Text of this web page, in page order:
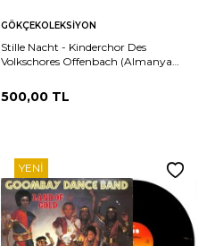
Sepete
Ekle
GÖKÇEKOLEKSIYON
Stille Nacht - Kinderchor Des
Volkschores Offenbach (Almanya
500,00 TL
YENI